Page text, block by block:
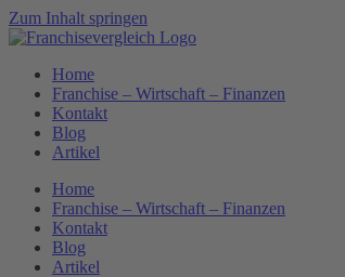
Zum Inhalt springen
Home
Franchise – Wirtschaft – Finanzen
Kontakt
Blog
Artikel
Home
Franchise – Wirtschaft – Finanzen
Kontakt
Blog
Artikel